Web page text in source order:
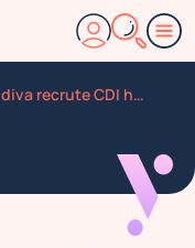
L agence diva recrute CDI hote sse d accueil societe d